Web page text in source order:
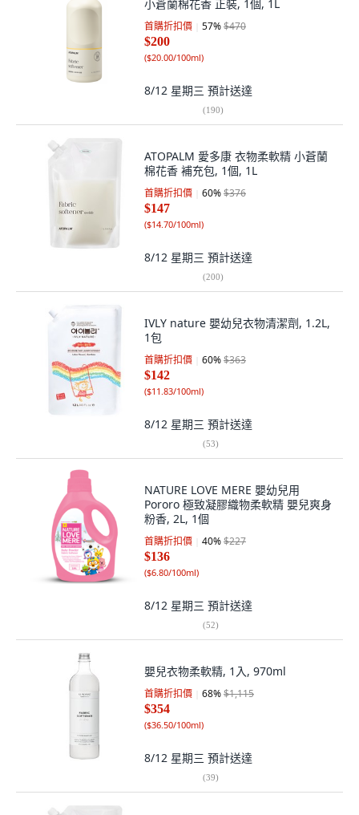
小蒼蘭棉花香 正裝, 1個, 1L
首購折扣價 57%$470
$200
($20.00/100ml)
8/12 星期三 預計送達
(190)
ATOPALM 愛多康 衣物柔軟精 小蒼蘭
棉花香 補充包, 1個, 1L
首購折扣價 60%$376
$147
($14.70/100ml)
8/12 星期三 預計送達
(200)
IVLY nature 嬰幼兒衣物清潔劑, 1.2L,
1包
首購折扣價 60%$363
$142
($11.83/100ml)
8/12 星期三 預計送達
(53)
NATURE LOVE MERE 嬰幼兒用
Pororo 極致凝膠織物柔軟精 嬰兒爽身
粉香, 2L, 1個
首購折扣價 40%$227
$136
($6.80/100ml)
8/12 星期三 預計送達
(52)
嬰兒衣物柔軟精, 1入, 970ml
首購折扣價 68%$1,115
$354
($36.50/100ml)
8/12 星期三 預計送達
(39)